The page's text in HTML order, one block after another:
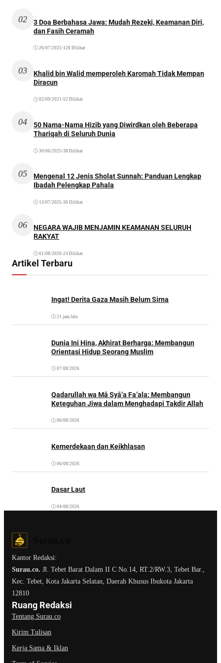
02
3 Doa Berbahasa Jawa: Mudah Rezeki, Keamanan Diri,
dan Fasih Ceramah
26/07/2025 •120 Dilihat
03
Khalid bin Walid memperoleh Karomah Tidak Mempan
Diracun
02/09/2021 •52 Dilihat
04
50 Nama-Nama Hizib yang Diwirdkan oleh Beberapa
Thariqah di Seluruh Dunia
30/06/2025 •38 Dilihat
05
Mengenal 12 Jenis Sholat Sunnah: Panduan Lengkap
Ibadah Pelengkap Pahala
13/07/2025 •30 Dilihat
06
NEGARA WAJIB MENJAMIN KEAMANAN SELURUH
RAKYAT
01/08/2026•24 Dilihat
Artikel Terbaru
Ingat! Derita Gaza Masih Belum Sirna
21 jam lalu
Dunia Ini Hina, Akhirat Berharga: Membangun
Orientasi Hidup Seorang Muslim
07/08/2026
Qadarullah wa Mā Syā’a Fa’ala: Membangun
Keteguhan Jiwa dalam Menghadapi Takdir Allah
06/08/2026
Kemerdekaan dan Keikhlasan
06/08/2026
Dasar Laut
04/08/2026
Kantor Redaksi:
Surau.co. Jl. Tebet Barat Dalam II C No.14, RT.2/RW.3, Tebet Bar.,
Kec. Tebet, Kota Jakarta Selatan, Daerah Khusus Ibukota Jakarta
12810
Ruang Redaksi
Tentang Surau.co
Kirim Tulisan
Kerja Sama & Iklan